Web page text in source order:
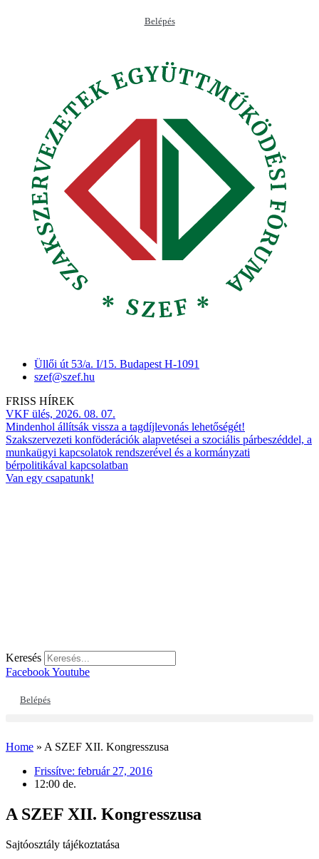
Belépés
Üllői út 53/a. I/15. Budapest H-1091
szef@szef.hu
FRISS HÍREK
VKF ülés, 2026. 08. 07.
Mindenhol állítsák vissza a tagdíjlevonás lehetőségét!
Szakszervezeti konföderációk alapvetései a szociális párbeszéddel, a
munkaügyi kapcsolatok rendszerével és a kormányzati
bérpolitikával kapcsolatban
Van egy csapatunk!
Keresés
FacebookYoutube
Belépés
Home » A SZEF XII. Kongresszusa
Frissítve: február 27, 2016
12:00 de.
A SZEF XII. Kongresszusa
Sajtóosztály tájékoztatása